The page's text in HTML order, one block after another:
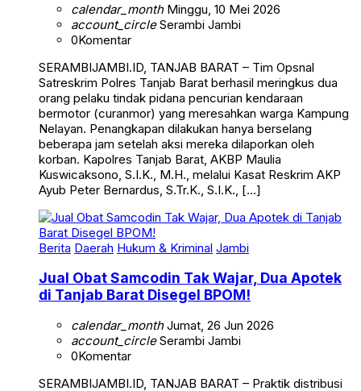
calendar_monthMinggu, 10 Mei 2026
account_circleSerambi Jambi
0Komentar
SERAMBIJAMBI.ID, TANJAB BARAT – Tim Opsnal
Satreskrim Polres Tanjab Barat berhasil meringkus dua
orang pelaku tindak pidana pencurian kendaraan
bermotor (curanmor) yang meresahkan warga Kampung
Nelayan. Penangkapan dilakukan hanya berselang
beberapa jam setelah aksi mereka dilaporkan oleh
korban. Kapolres Tanjab Barat, AKBP Maulia
Kuswicaksono, S.I.K., M.H., melalui Kasat Reskrim AKP
Ayub Peter Bernardus, S.Tr.K., S.I.K., […]
Berita Daerah Hukum & Kriminal Jambi
Jual Obat Samcodin Tak Wajar, Dua Apotek
di Tanjab Barat Disegel BPOM!
calendar_monthJumat, 26 Jun 2026
account_circleSerambi Jambi
0Komentar
SERAMBIJAMBI.ID, TANJAB BARAT – Praktik distribusi